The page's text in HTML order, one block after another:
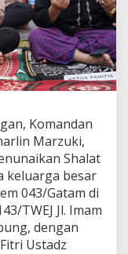
Komandan
Marzuki,
Shalat
keluarga besar
043/Gatam di
TWEJ Jl. Imam
dengan
Ustadz